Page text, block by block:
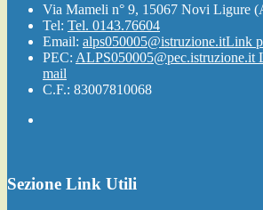
Via Mameli n° 9, 15067 Novi Ligure
Tel: Tel. 0143.76604
Email: alps050005@istruzione.itLink
PEC: ALPS050005@pec.istruzione.it
mail
C.F.: 83007810068
Sezione Link Utili